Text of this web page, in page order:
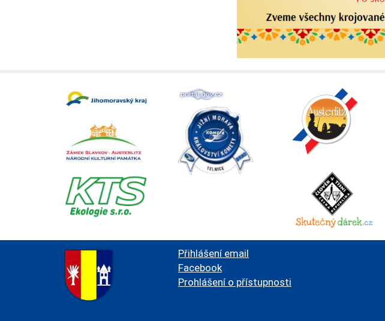
Přihlášení email
Facebook
Prohlášení o přístupnosti